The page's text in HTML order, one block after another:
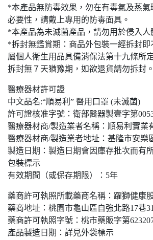
*本產品無防毒效果，勿在有毒氣及蒸氣
必要性，請戴上專用的防毒面具。
*本產品為未滅菌產品，請勿用於侵入人
*拆封無鑑賞期：商品外包裝一經拆封即
屬個人衛生用品具備消保法第十九條所
拆封無７天猶豫期，如欲退貨請勿拆封。
醫療器材許可證
中文品名:“順易利” 醫用口罩 (未滅菌)
許可證核准字號：衛部醫器製壹字第
醫療器材商/製造業者名稱：順易利實業
醫療器材商/製造業者地址：基隆市安樂
製造日期：製造日期會因庫存批次而有
包裝標示
有效期間（或保存期限）：5年
藥商許可執照所載藥商名稱：躍獅健康
藥商地址：桃園市龜山區自強北路17巷
藥商許可執照字號：桃市藥販字第
產品製造日期：詳見外袋標示